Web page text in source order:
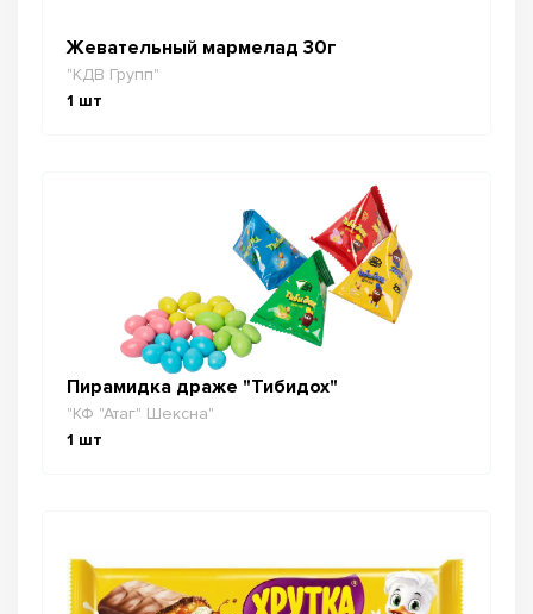
Жевательный мармелад 30г
"КДВ Групп"
1 шт
Пирамидка драже "Тибидох"
"КФ "Атаг" Шексна"
1 шт